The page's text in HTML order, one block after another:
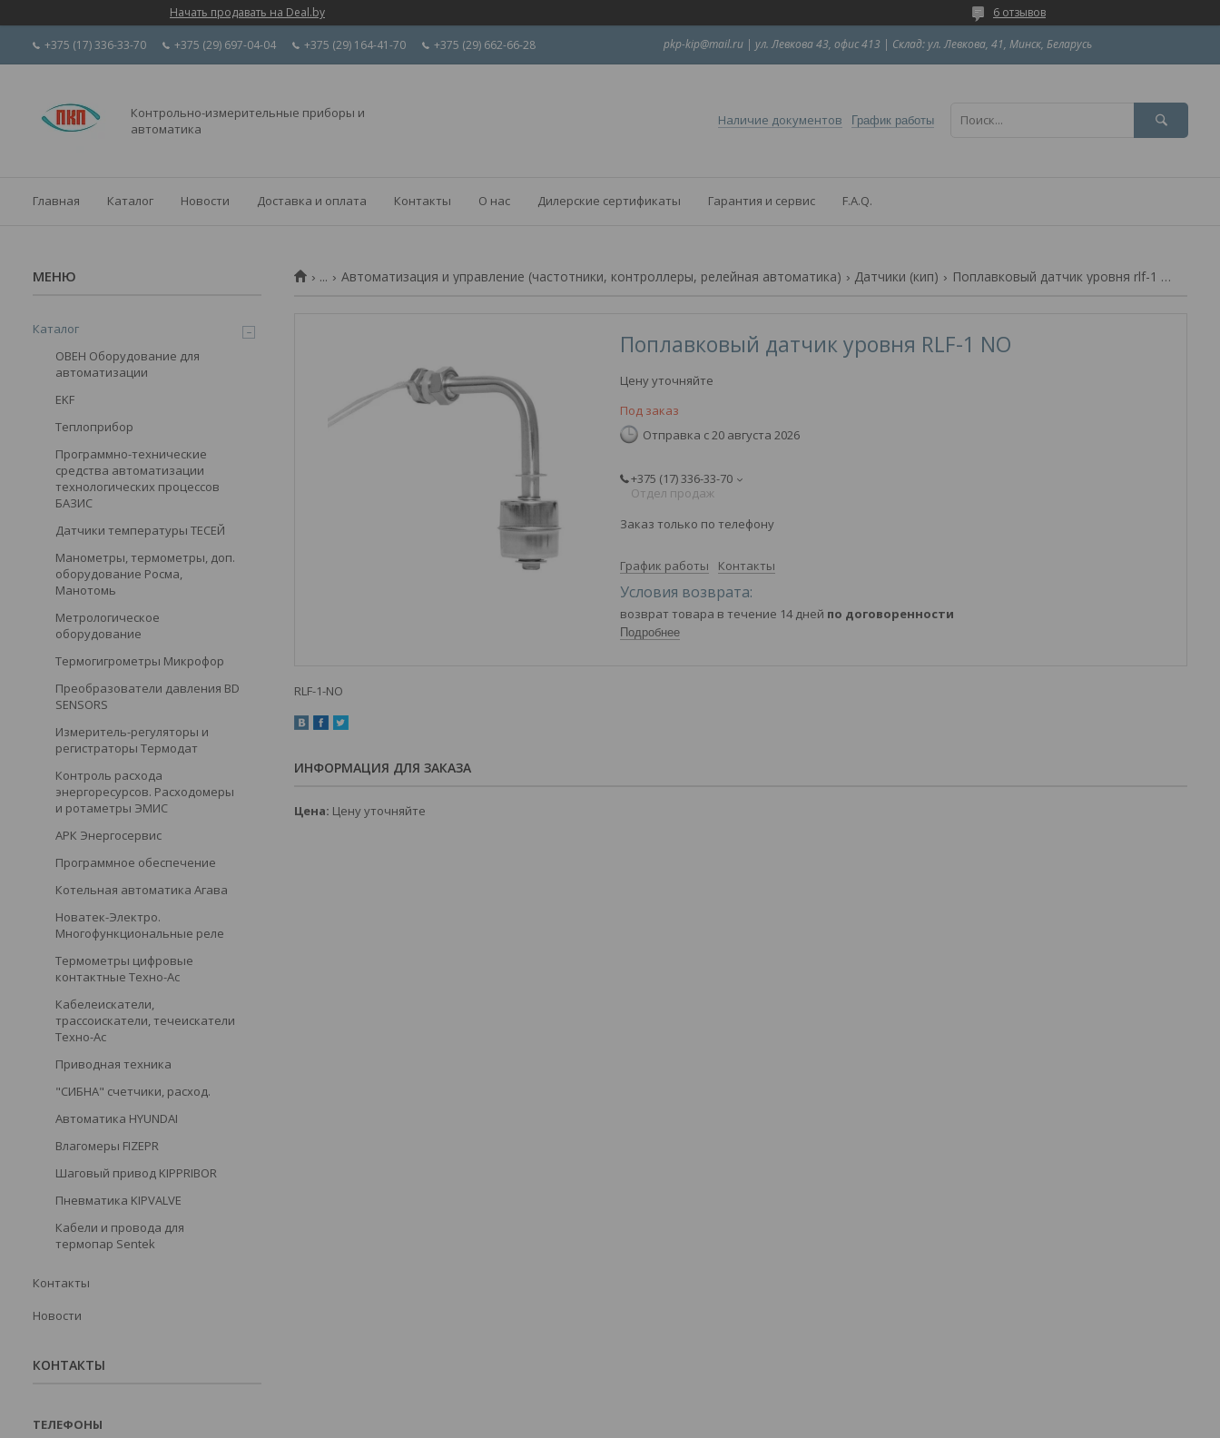
Начать продавать на Deal.by 6 отзывов
+375 (17) 336-33-70 +375 (29) 697-04-04 +375 (29) 164-41-70 +375 (29) 662-66-28 pkp-kip@mail.ru | ул. Левкова 43, офис 413 | Склад: ул. Левкова, 41, Минск, Беларусь
Контрольно-измерительные приборы и
автоматика
Наличие документов График работы
Главная Каталог Новости Доставка и оплата Контакты О нас Дилерские сертификаты Гарантия и сервис F.A.Q.
... Автоматизация и управление (частотники, контроллеры, релейная автоматика) Датчики (кип) Поплавковый датчик уровня rlf-1 no
Поплавковый датчик уровня RLF-1 NO
Цену уточняйте
Под заказ
Отправка с 20 августа 2026
+375 (17) 336-33-70
Отдел продаж
Заказ только по телефону
График работы Контакты
возврат товара в течение 14 дней по договоренности
Подробнее
RLF-1-NO
ИНФОРМАЦИЯ ДЛЯ ЗАКАЗА
Цена: Цену уточняйте
Каталог
ОВЕН Оборудование для
автоматизации
EKF
Теплоприбор
Программно-технические
средства автоматизации
технологических процессов
БАЗИС
Датчики температуры ТЕСЕЙ
Манометры, термометры, доп.
оборудование Росма,
Манотомь
Метрологическое
оборудование
Термогигрометры Микрофор
Преобразователи давления BD
SENSORS
Измеритель-регуляторы и
регистраторы Термодат
Контроль расхода
энергоресурсов. Расходомеры
и ротаметры ЭМИС
АРК Энергосервис
Программное обеспечение
Котельная автоматика Агава
Новатек-Электро.
Многофункциональные реле
Термометры цифровые
контактные Техно-Ас
Кабелеискатели,
трассоискатели, течеискатели
Техно-Ас
Приводная техника
"СИБНА" счетчики, расход.
Автоматика HYUNDAI
Влагомеры FIZEPR
Шаговый привод KIPPRIBOR
Пневматика KIPVALVE
Кабели и провода для
термопар Sentek
Контакты
Новости
КОНТАКТЫ